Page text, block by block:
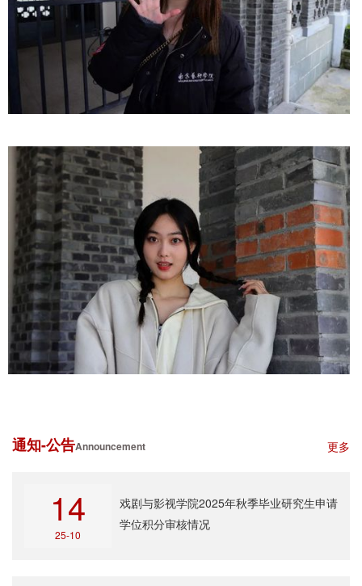
通知-公告Announcement 更多
14
25-10
戏剧与影视学院2025年秋季毕业研究生申请
学位积分审核情况